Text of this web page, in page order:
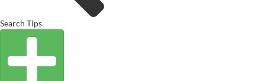
Search Tips